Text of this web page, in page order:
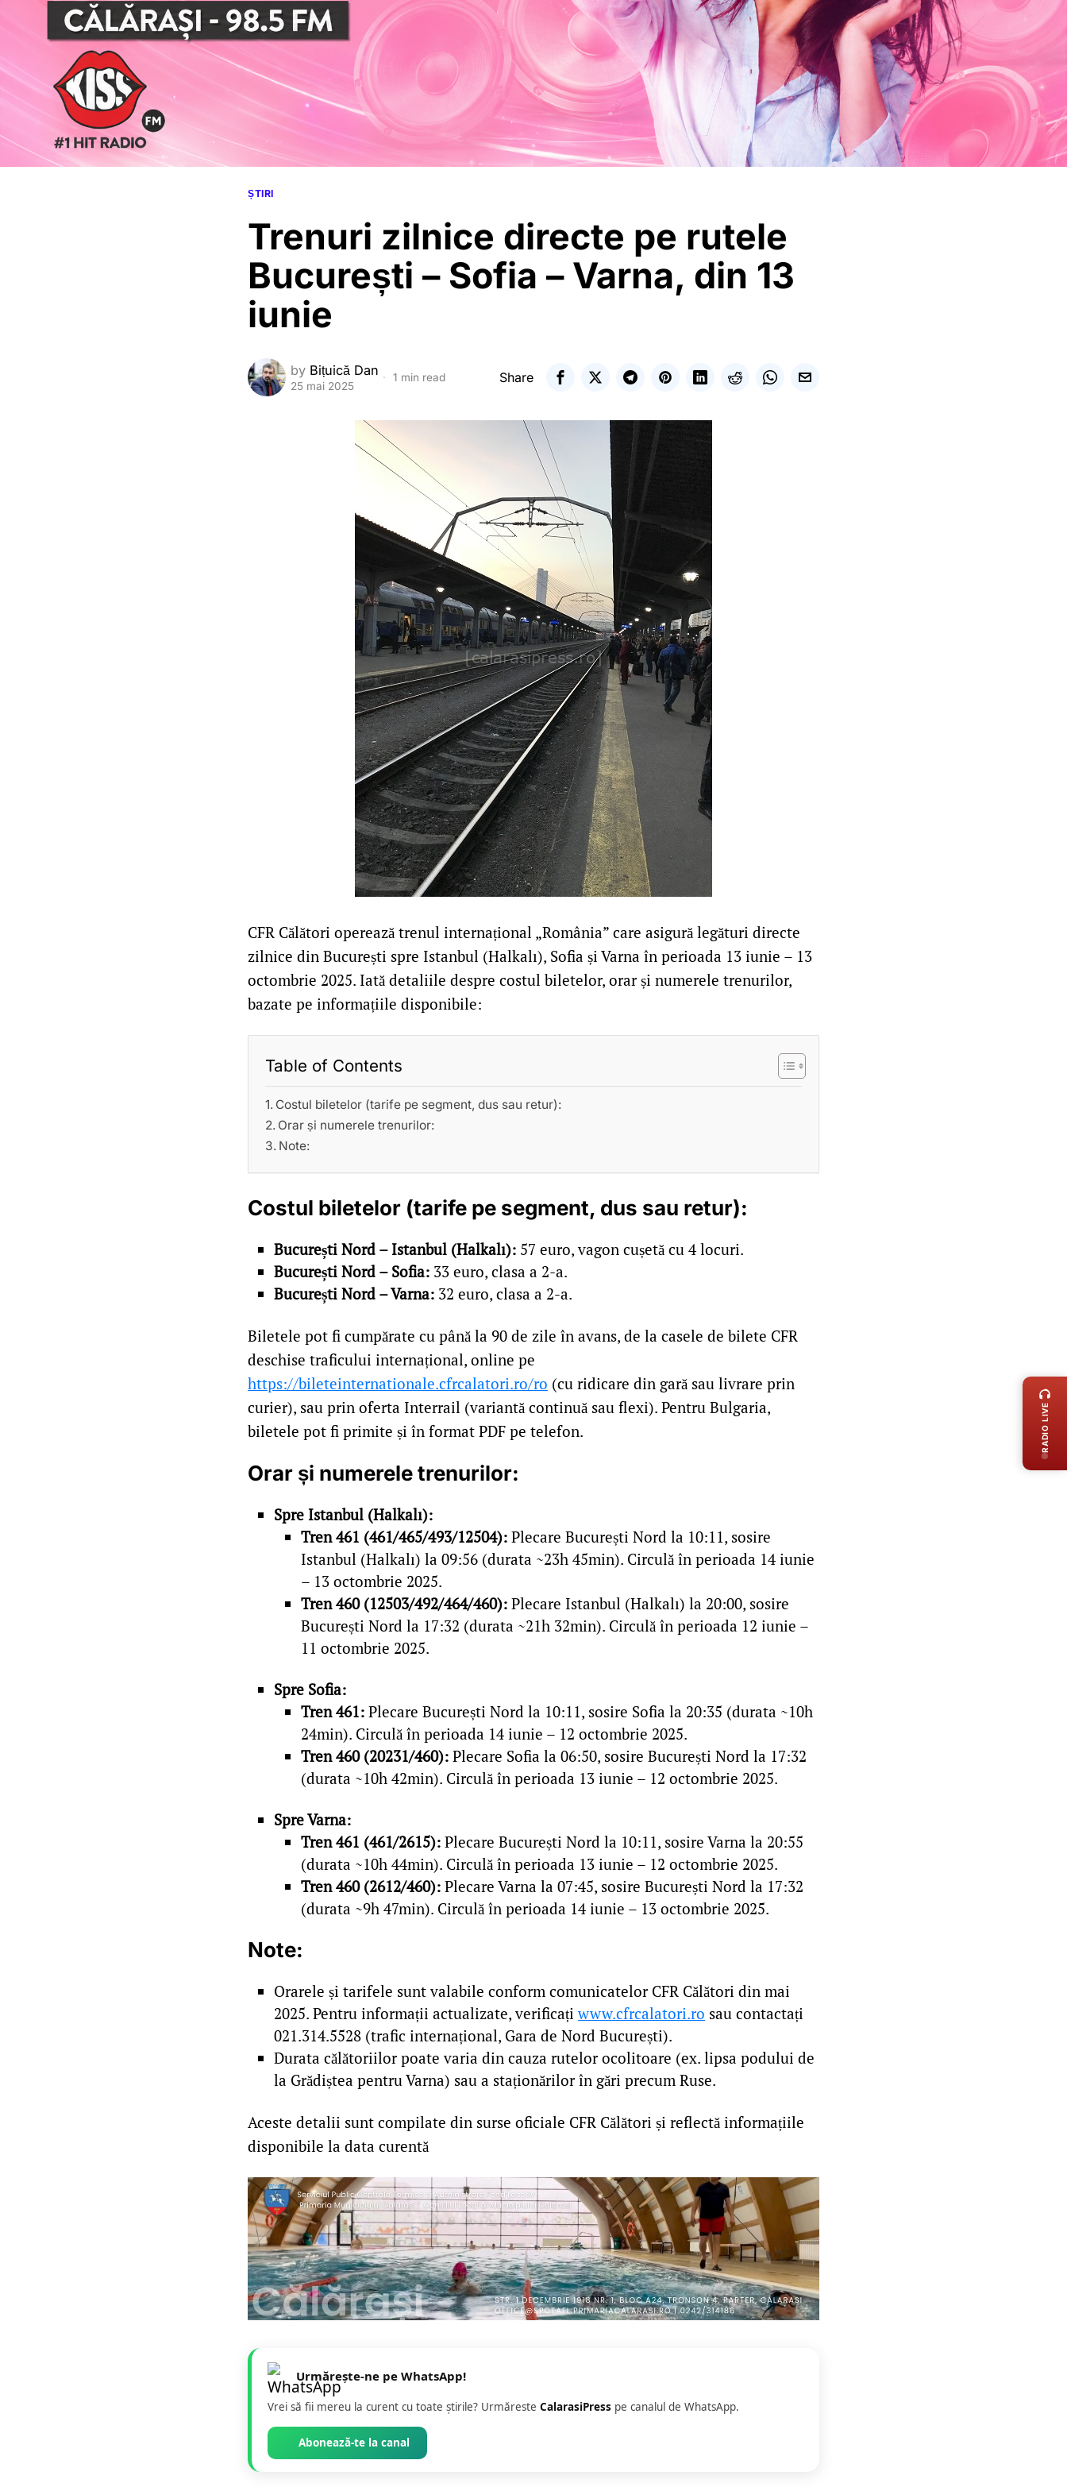
ȘTIRI
Trenuri zilnice directe pe rutele
București – Sofia – Varna, din 13
iunie
by Bițuică Dan
25 mai 2025
1 min read Share
CFR Călători operează trenul internațional „România” care asigură legături directe
zilnice din București spre Istanbul (Halkalı), Sofia și Varna în perioada 13 iunie – 13
octombrie 2025. Iată detaliile despre costul biletelor, orar și numerele trenurilor,
bazate pe informațiile disponibile:
Table of Contents
Costul biletelor (tarife pe segment, dus sau retur):
Orar și numerele trenurilor:
Note:
Costul biletelor (tarife pe segment, dus sau retur):
București Nord – Istanbul (Halkalı): 57 euro, vagon cușetă cu 4 locuri.
București Nord – Sofia: 33 euro, clasa a 2-a.
București Nord – Varna: 32 euro, clasa a 2-a.
Biletele pot fi cumpărate cu până la 90 de zile în avans, de la casele de bilete CFR
deschise traficului internațional, online pe
https://bileteinternationale.cfrcalatori.ro/ro (cu ridicare din gară sau livrare prin
curier), sau prin oferta Interrail (variantă continuă sau flexi). Pentru Bulgaria,
biletele pot fi primite și în format PDF pe telefon.
Orar și numerele trenurilor:
Spre Istanbul (Halkalı):
Tren 461 (461/465/493/12504):Plecare București Nord la 10:11, sosire
Istanbul (Halkalı) la 09:56 (durata ~23h 45min). Circulă în perioada 14 iunie
– 13 octombrie 2025.
Tren 460 (12503/492/464/460):Plecare Istanbul (Halkalı) la 20:00, sosire
București Nord la 17:32 (durata ~21h 32min). Circulă în perioada 12 iunie –
11 octombrie 2025.
Spre Sofia:
Tren 461:Plecare București Nord la 10:11, sosire Sofia la 20:35 (durata ~10h
24min). Circulă în perioada 14 iunie – 12 octombrie 2025.
Tren 460 (20231/460):Plecare Sofia la 06:50, sosire București Nord la 17:32
(durata ~10h 42min). Circulă în perioada 13 iunie – 12 octombrie 2025.
Spre Varna:
Tren 461 (461/2615):Plecare București Nord la 10:11, sosire Varna la 20:55
(durata ~10h 44min). Circulă în perioada 13 iunie – 12 octombrie 2025.
Tren 460 (2612/460):Plecare Varna la 07:45, sosire București Nord la 17:32
(durata ~9h 47min). Circulă în perioada 14 iunie – 13 octombrie 2025.
Note:
Orarele și tarifele sunt valabile conform comunicatelor CFR Călători din mai
2025. Pentru informații actualizate, verificațiwww.cfrcalatori.ro sau contactați
021.314.5528 (trafic internațional, Gara de Nord București).
Durata călătoriilor poate varia din cauza rutelor ocolitoare (ex. lipsa podului de
la Grădiștea pentru Varna) sau a staționărilor în gări precum Ruse.
Aceste detalii sunt compilate din surse oficiale CFR Călători și reflectă informațiile
disponibile la data curentă
Urmărește-ne pe WhatsApp!
Vrei să fii mereu la curent cu toate știrile? Urmăreste CalarasiPress pe canalul de WhatsApp.
Abonează-te la canal
RADIO LIVE